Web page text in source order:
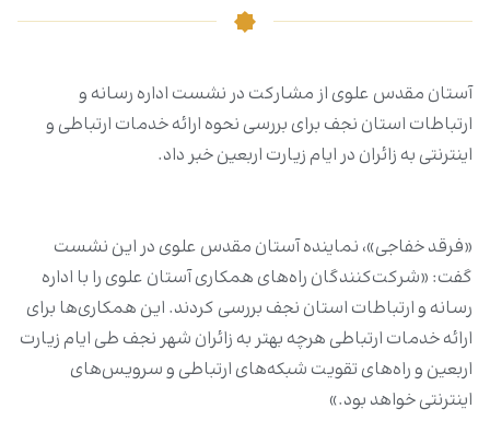
آستان مقدس علوی از مشارکت در نشست اداره رسانه و
ارتباطات استان نجف برای بررسی نحوه ارائه خدمات ارتباطی و
اینترنتی به زائران در ایام زیارت اربعین خبر داد.
«فرقد خفاجی»، نماینده آستان مقدس علوی در این نشست
گفت: «شرکت‌کنندگان راه‌های همکاری آستان علوی را با اداره
رسانه و ارتباطات استان نجف بررسی کردند. این همکاری‌ها برای
ارائه خدمات ارتباطی هرچه بهتر به زائران شهر نجف طی ایام زیارت
اربعین و راه‌های تقویت شبکه‌های ارتباطی و سرویس‌های
اینترنتی خواهد بود.»